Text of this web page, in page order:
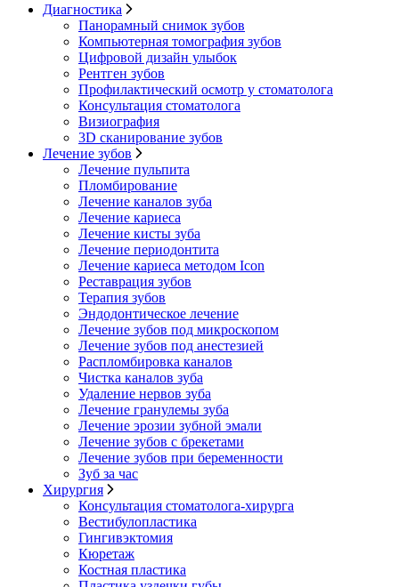
Диагностика
Панорамный снимок зубов
Компьютерная томография зубов
Цифровой дизайн улыбок
Рентген зубов
Профилактический осмотр у стоматолога
Консультация стоматолога
Визиография
3D сканирование зубов
Лечение зубов
Лечение пульпита
Пломбирование
Лечение каналов зуба
Лечение кариеса
Лечение кисты зуба
Лечение периодонтита
Лечение кариеса методом Icon
Реставрация зубов
Терапия зубов
Эндодонтическое лечение
Лечение зубов под микроскопом
Лечение зубов под анестезией
Распломбировка каналов
Чистка каналов зуба
Удаление нервов зуба
Лечение гранулемы зуба
Лечение эрозии зубной эмали
Лечение зубов с брекетами
Лечение зубов при беременности
Зуб за час
Хирургия
Консультация стоматолога-хирурга
Вестибулопластика
Гингивэктомия
Кюретаж
Костная пластика